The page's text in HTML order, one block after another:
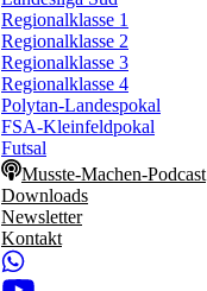
Regionalklasse 1
Regionalklasse 2
Regionalklasse 3
Regionalklasse 4
Polytan-Landespokal
FSA-Kleinfeldpokal
Futsal
Musste-Machen-Podcast
Downloads
Newsletter
Kontakt